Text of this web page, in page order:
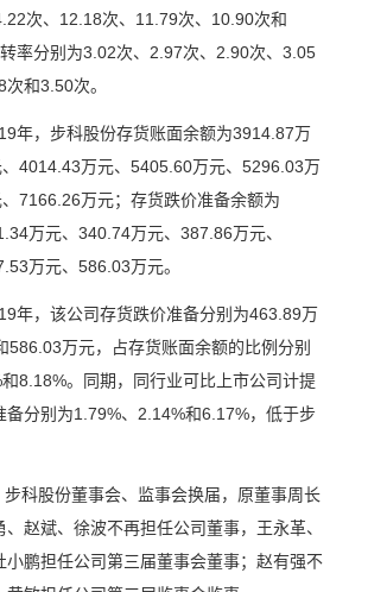
次、12.18次、11.79次、10.90次和
率分别为3.02次、2.97次、2.90次、3.05
和3.50次。
，步科股份存货账面余额为3914.87万
4014.43万元、5405.60万元、5296.03万
7166.26万元；存货跌价准备余额为
万元、340.74万元、387.86万元、
万元、586.03万元。
，该公司存货跌价准备分别为463.89万
586.03万元，占存货账面余额的比例分别
8.18%。同期，同行业可比上市公司计提
备分别为1.79%、2.14%和6.17%，低于步
股份董事会、监事会换届，原董事周长
、赵斌、徐波不再担任公司董事，王永革、
小鹏担任公司第三届董事会董事；赵有强不